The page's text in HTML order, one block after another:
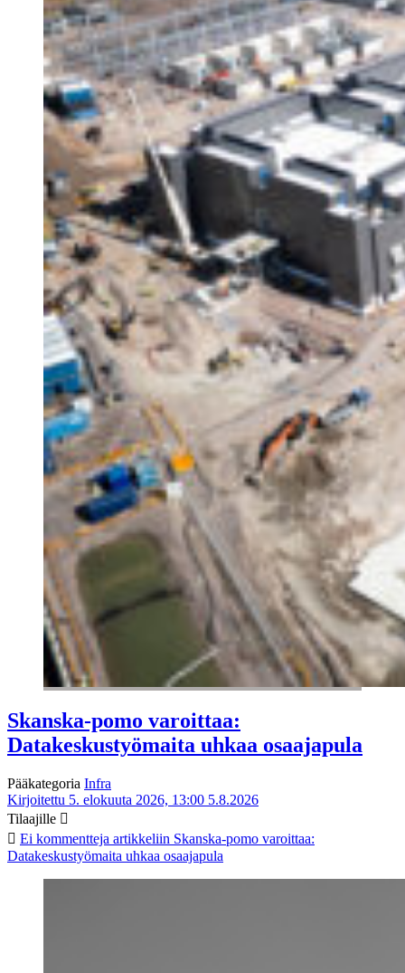
Skanska-pomo varoittaa:
Datakeskustyömaita uhkaa osaajapula
Pääkategoria Infra
Kirjoitettu 5. elokuuta 2026, 13:00 5.8.2026
Tilaajille
Ei kommentteja artikkeliin Skanska-pomo varoittaa:
Datakeskustyömaita uhkaa osaajapula